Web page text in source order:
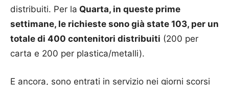
distribuiti. Per la Quarta, in queste prime
settimane, le richieste sono già state 103, per un
totale di 400 contenitori distribuiti (200 per
carta e 200 per plastica/metalli).
E ancora, sono entrati in servizio nei giorni scorsi